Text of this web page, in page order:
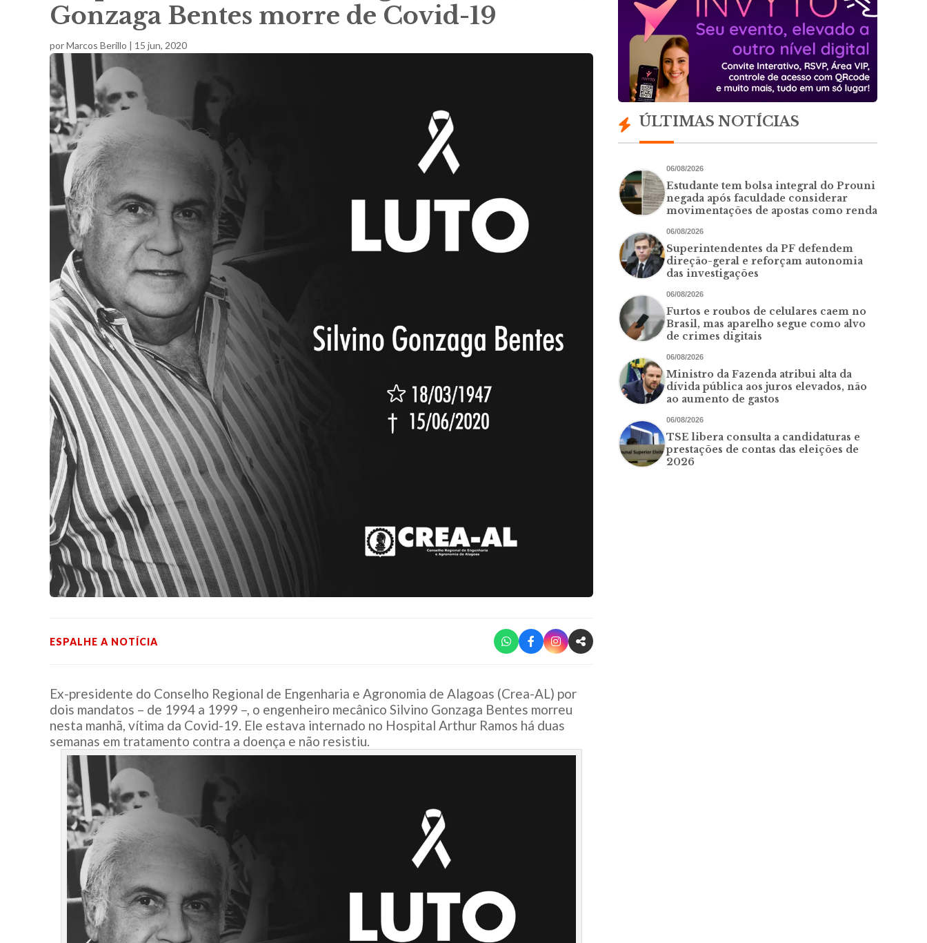
Gonzaga Bentes morre de Covid-19
porMarcos Berillo 15 jun, 2020
ESPALHE A NOTÍCIA
Ex-presidente do Conselho Regional de Engenharia e Agronomia de Alagoas (Crea-AL) por
dois mandatos – de 1994 a 1999 –, o engenheiro mecânico Silvino Gonzaga Bentes morreu
nesta manhã, vítima da Covid-19. Ele estava internado no Hospital Arthur Ramos há duas
semanas em tratamento contra a doença e não resistiu.
ÚLTIMAS NOTÍCIAS
06/08/2026
Estudante tem bolsa integral do Prouni
negada após faculdade considerar
movimentações de apostas como renda
06/08/2026
Superintendentes da PF defendem
direção-geral e reforçam autonomia
das investigações
06/08/2026
Furtos e roubos de celulares caem no
Brasil, mas aparelho segue como alvo
de crimes digitais
06/08/2026
Ministro da Fazenda atribui alta da
dívida pública aos juros elevados, não
ao aumento de gastos
06/08/2026
TSE libera consulta a candidaturas e
prestações de contas das eleições de
2026